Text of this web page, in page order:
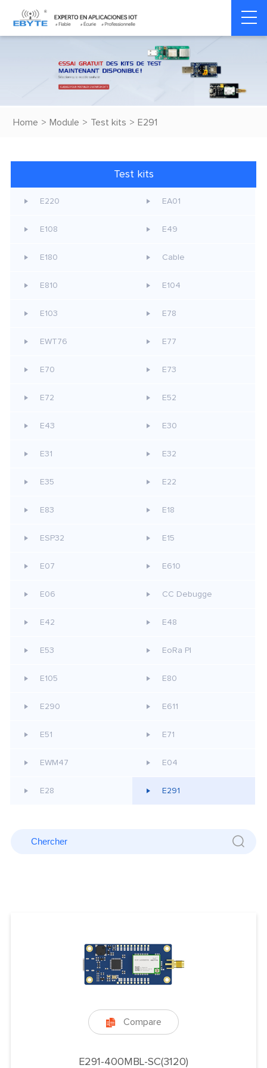
Home > Module > Test kits > E291
Test kits
E220 EA01
E108 E49
E180 Cable
E810 E104
E103 E78
EWT76 E77
E70 E73
E72 E52
E43 E30
E31 E32
E35 E22
E83 E18
ESP32 E15
E07 E610
E06 CC Debugge
E42 E48
E53 EoRa PI
E105 E80
E290 E611
E51 E71
EWM47 E04
E28 E291
 Compare
E291-400MBL-SC(3120)